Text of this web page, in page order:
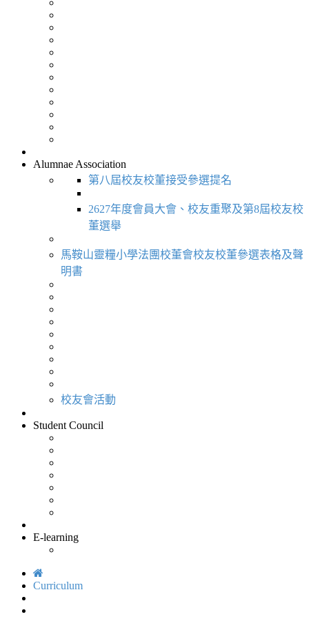
Alumnae Association
第八屆校友校董接受參選提名
2627年度會員大會、校友重聚及第8屆校友校
董選舉
馬鞍山靈糧小學法團校董會校友校董參選表格及聲
明書
校友會活動
Student Council
E-learning
Curriculum